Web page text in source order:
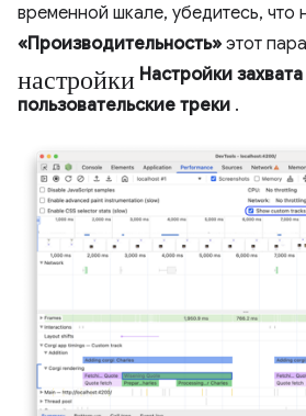
временной шкале, убедитесь, что
«Производительность» этот
настройки Настройки захвата
пользовательские треки .